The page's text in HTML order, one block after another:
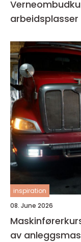
arbeidsplasser
inspiration
08. June 2026
Maskinførerkurs veien til trygg og lovlig
av